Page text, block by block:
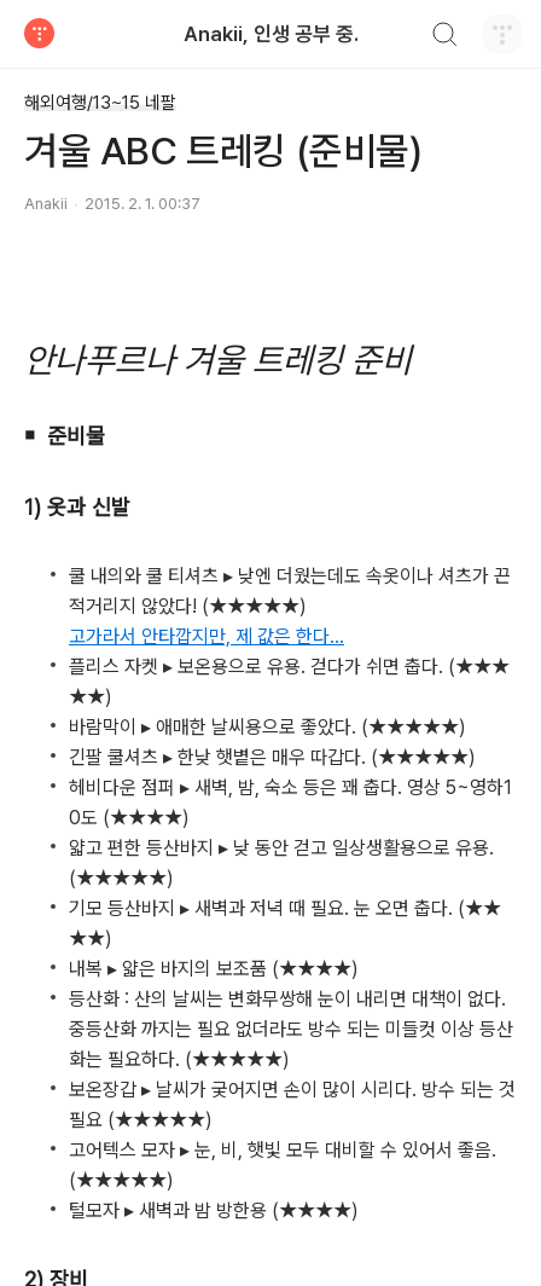
Anakii, 인생 공부 중.
해외여행/13~15 네팔
겨울 ABC 트레킹 (준비물)
Anakii 2015. 2. 1. 00:37
안나푸르나 겨울 트레킹 준비
￭ 준비물
1) 옷과 신발
쿨 내의와 쿨 티셔츠 ▸ 낮엔 더웠는데도 속옷이나 셔츠가 끈
적거리지 않았다! (★★★★★)
고가라서 안타깝지만, 제 값은 한다...
플리스 자켓 ▸ 보온용으로 유용. 걷다가 쉬면 춥다. (★★★
★★)
바람막이 ▸ 애매한 날씨용으로 좋았다. (★★★★★)
긴팔 쿨셔츠 ▸ 한낮 햇볕은 매우 따갑다. (★★★★★)
헤비다운 점퍼 ▸ 새벽, 밤, 숙소 등은 꽤 춥다. 영상 5~영하1
0도 (★★★★)
얇고 편한 등산바지 ▸ 낮 동안 걷고 일상생활용으로 유용.
(★★★★★)
기모 등산바지 ▸ 새벽과 저녁 때 필요. 눈 오면 춥다. (★★
★★)
내복 ▸ 얇은 바지의 보조품 (★★★★)
등산화 : 산의 날씨는 변화무쌍해 눈이 내리면 대책이 없다.
중등산화 까지는 필요 없더라도 방수 되는 미들컷 이상 등산
화는 필요하다. (★★★★★)
보온장갑 ▸ 날씨가 궂어지면 손이 많이 시리다. 방수 되는 것
필요 (★★★★★)
고어텍스 모자 ▸ 눈, 비, 햇빛 모두 대비할 수 있어서 좋음.
(★★★★★)
털모자 ▸ 새벽과 밤 방한용 (★★★★)
2) 장비